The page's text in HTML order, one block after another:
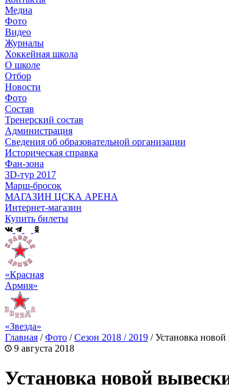
Медиа
Фото
Видео
Журналы
Хоккейная школа
О школе
Отбор
Новости
Фото
Состав
Тренерский состав
Администрация
Сведения об образовательной организации
Историческая справка
Фан-зона
3D-тур 2017
Марш-бросок
МАГАЗИН ЦСКА АРЕНА
Интернет-магазин
Купить билеты
«Красная
Армия»
«Звезда»
Главная /Фото /Сезон 2018 / 2019 /Установка
9 августа 2018
Установка новой